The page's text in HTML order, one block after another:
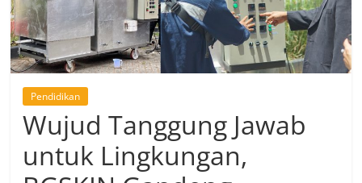
Pendidikan
Wujud Tanggung Jawab
untuk Lingkungan,